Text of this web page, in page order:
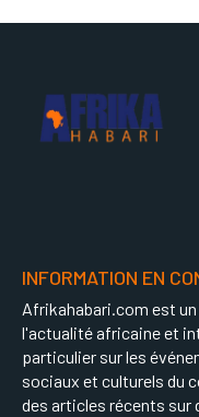
INFORMATION EN
Afrikahabari.com est
l'actualité africaine et
particulier sur les
sociaux et culturels du
des articles récents sur